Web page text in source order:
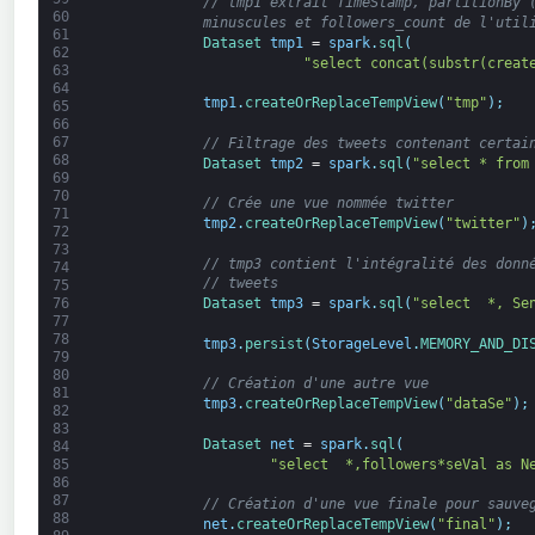
60
61
62
63
64
65
66
67
68
69
70
71
72
73
74
75
76
77
78
79
80
81
82
83
84
85
86
87
88
minuscules et followers_count de
Dataset tmp1 = spark. sql (
"select
tmp1. createOrReplaceTempView( "tmp" ) ;
// Filtrage des tweets contenant
Dataset tmp2 = spark. sql ( "select * from
// Crée une vue nommée twitter
tmp2. createOrReplaceTempView( "twitter" )
// tmp3 contient l'intégralité des
// tweets
Dataset tmp3 = spark. sql ( "select  *,
tmp3. persist (StorageLevel .
// Création d'une autre vue
tmp3. createOrReplaceTempView( "dataSe" ) ;
Dataset net = spark. sql (
"select  *,followers*seVal as
// Création d'une vue finale pour
net . createOrReplaceTempView( "final" ) ;